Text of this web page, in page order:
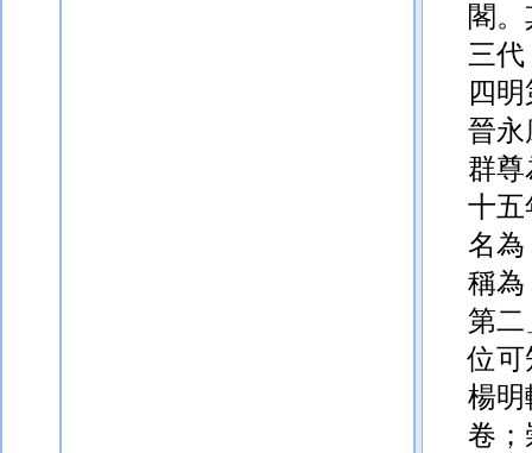
閣
三
四
晉永
群
十五
名為
稱為
第二
位可
楊明
卷